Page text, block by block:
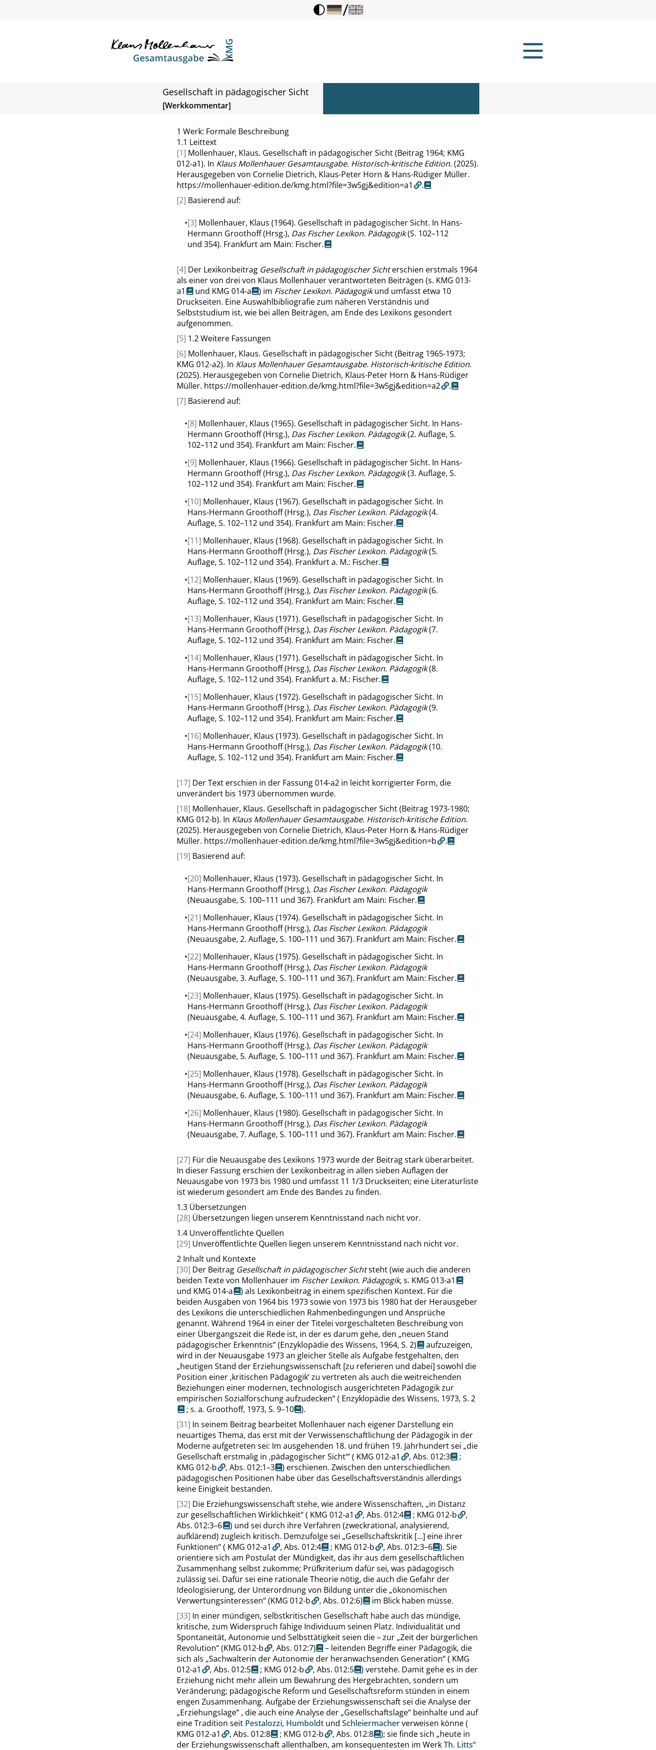
/
Gesellschaft in pädagogischer Sicht
[Werkkommentar]
1 Werk: Formale Beschreibung
1.1 Leittext
[1] Mollenhauer, Klaus. Gesellschaft in pädagogischer Sicht (Beitrag 1964; KMG
012-a1). In Klaus Mollenhauer Gesamtausgabe. Historisch-kritische Edition. (2025).
Herausgegeben von Cornelie Dietrich, Klaus-Peter Horn & Hans-Rüdiger Müller.
https://mollenhauer-edition.de/kmg.html?file=3w5gj&edition=a1
.
[2] Basierend auf:
•[3] Mollenhauer, Klaus (1964). Gesellschaft in pädagogischer Sicht. In Hans-
Hermann Groothoff (Hrsg.), Das Fischer Lexikon. Pädagogik(S. 102–112
und 354). Frankfurt am Main: Fischer.
[4] Der Lexikonbeitrag Gesellschaft in pädagogischer Sichterschien erstmals 1964
als einer von drei von Klaus Mollenhauer verantworteten Beiträgen (s. KMG 013-
a1
und KMG 014-a ) im Fischer Lexikon. Pädagogikund umfasst etwa 10
Druckseiten. Eine Auswahlbibliografie zum näheren Verständnis und
Selbststudium ist, wie bei allen Beiträgen, am Ende des Lexikons gesondert
aufgenommen.
[5] 1.2 Weitere Fassungen
[6] Mollenhauer, Klaus. Gesellschaft in pädagogischer Sicht (Beitrag 1965-1973;
KMG 012-a2). In Klaus Mollenhauer Gesamtausgabe. Historisch-kritische Edition.
(2025). Herausgegeben von Cornelie Dietrich, Klaus-Peter Horn & Hans-Rüdiger
Müller. https://mollenhauer-edition.de/kmg.html?file=3w5gj&edition=a2
.
[7] Basierend auf:
•[8] Mollenhauer, Klaus (1965). Gesellschaft in pädagogischer Sicht. In Hans-
Hermann Groothoff (Hrsg.), Das Fischer Lexikon. Pädagogik(2. Auflage, S.
102–112 und 354). Frankfurt am Main: Fischer.
•[9] Mollenhauer, Klaus (1966). Gesellschaft in pädagogischer Sicht. In Hans-
Hermann Groothoff (Hrsg.), Das Fischer Lexikon. Pädagogik(3. Auflage, S.
102–112 und 354). Frankfurt am Main: Fischer.
•[10] Mollenhauer, Klaus (1967). Gesellschaft in pädagogischer Sicht. In
Hans-Hermann Groothoff (Hrsg.), Das Fischer Lexikon. Pädagogik(4.
Auflage, S. 102–112 und 354). Frankfurt am Main: Fischer.
•[11] Mollenhauer, Klaus (1968). Gesellschaft in pädagogischer Sicht. In
Hans-Hermann Groothoff (Hrsg.), Das Fischer Lexikon. Pädagogik(5.
Auflage, S. 102–112 und 354). Frankfurt a. M.: Fischer.
•[12] Mollenhauer, Klaus (1969). Gesellschaft in pädagogischer Sicht. In
Hans-Hermann Groothoff (Hrsg.), Das Fischer Lexikon. Pädagogik(6.
Auflage, S. 102–112 und 354). Frankfurt am Main: Fischer.
•[13] Mollenhauer, Klaus (1971). Gesellschaft in pädagogischer Sicht. In
Hans-Hermann Groothoff (Hrsg.), Das Fischer Lexikon. Pädagogik(7.
Auflage, S. 102–112 und 354). Frankfurt am Main: Fischer.
•[14] Mollenhauer, Klaus (1971). Gesellschaft in pädagogischer Sicht. In
Hans-Hermann Groothoff (Hrsg.), Das Fischer Lexikon. Pädagogik(8.
Auflage, S. 102–112 und 354). Frankfurt a. M.: Fischer.
•[15] Mollenhauer, Klaus (1972). Gesellschaft in pädagogischer Sicht. In
Hans-Hermann Groothoff (Hrsg.), Das Fischer Lexikon. Pädagogik(9.
Auflage, S. 102–112 und 354). Frankfurt am Main: Fischer.
•[16] Mollenhauer, Klaus (1973). Gesellschaft in pädagogischer Sicht. In
Hans-Hermann Groothoff (Hrsg.), Das Fischer Lexikon. Pädagogik(10.
Auflage, S. 102–112 und 354). Frankfurt am Main: Fischer.
[17] Der Text erschien in der Fassung 014-a2 in leicht korrigierter Form, die
unverändert bis 1973 übernommen wurde.
[18] Mollenhauer, Klaus. Gesellschaft in pädagogischer Sicht (Beitrag 1973-1980;
KMG 012-b). In Klaus Mollenhauer Gesamtausgabe. Historisch-kritische Edition.
(2025). Herausgegeben von Cornelie Dietrich, Klaus-Peter Horn & Hans-Rüdiger
Müller. https://mollenhauer-edition.de/kmg.html?file=3w5gj&edition=b
.
[19] Basierend auf:
•[20] Mollenhauer, Klaus (1973). Gesellschaft in pädagogischer Sicht. In
Hans-Hermann Groothoff (Hrsg.), Das Fischer Lexikon. Pädagogik
(Neuausgabe, S. 100–111 und 367). Frankfurt am Main: Fischer.
•[21] Mollenhauer, Klaus (1974). Gesellschaft in pädagogischer Sicht. In
Hans-Hermann Groothoff (Hrsg.), Das Fischer Lexikon. Pädagogik
(Neuausgabe, 2. Auflage, S. 100–111 und 367). Frankfurt am Main: Fischer.
•[22] Mollenhauer, Klaus (1975). Gesellschaft in pädagogischer Sicht. In
Hans-Hermann Groothoff (Hrsg.), Das Fischer Lexikon. Pädagogik
(Neuausgabe, 3. Auflage, S. 100–111 und 367). Frankfurt am Main: Fischer.
•[23] Mollenhauer, Klaus (1975). Gesellschaft in pädagogischer Sicht. In
Hans-Hermann Groothoff (Hrsg.), Das Fischer Lexikon. Pädagogik
(Neuausgabe, 4. Auflage, S. 100–111 und 367). Frankfurt am Main: Fischer.
•[24] Mollenhauer, Klaus (1976). Gesellschaft in pädagogischer Sicht. In
Hans-Hermann Groothoff (Hrsg.), Das Fischer Lexikon. Pädagogik
(Neuausgabe, 5. Auflage, S. 100–111 und 367). Frankfurt am Main: Fischer.
•[25] Mollenhauer, Klaus (1978). Gesellschaft in pädagogischer Sicht. In
Hans-Hermann Groothoff (Hrsg.), Das Fischer Lexikon. Pädagogik
(Neuausgabe, 6. Auflage, S. 100–111 und 367). Frankfurt am Main: Fischer.
•[26] Mollenhauer, Klaus (1980). Gesellschaft in pädagogischer Sicht. In
Hans-Hermann Groothoff (Hrsg.), Das Fischer Lexikon. Pädagogik
(Neuausgabe, 7. Auflage, S. 100–111 und 367). Frankfurt am Main: Fischer.
[27] Für die Neuausgabe des Lexikons 1973 wurde der Beitrag stark überarbeitet.
In dieser Fassung erschien der Lexikonbeitrag in allen sieben Auflagen der
Neuausgabe von 1973 bis 1980 und umfasst 11 1/3 Druckseiten; eine Literaturliste
ist wiederum gesondert am Ende des Bandes zu finden.
1.3 Übersetzungen
[28] Übersetzungen liegen unserem Kenntnisstand nach nicht vor.
1.4 Unveröffentlichte Quellen
[29] Unveröffentlichte Quellen liegen unserem Kenntnisstand nach nicht vor.
2 Inhalt und Kontexte
[30] Der Beitrag Gesellschaft in pädagogischer Sichtsteht (wie auch die anderen
beiden Texte von Mollenhauer im Fischer Lexikon. Pädagogik, s. KMG 013-a1
und KMG 014-a
) als Lexikonbeitrag in einem spezifischen Kontext. Für die
beiden Ausgaben von 1964 bis 1973 sowie von 1973 bis 1980 hat der Herausgeber
des Lexikons die unterschiedlichen Rahmenbedingungen und Ansprüche
genannt. Während 1964 in einer der Titelei vorgeschalteten Beschreibung von
einer Übergangszeit die Rede ist, in der es darum gehe, den „neuen Stand
pädagogischer Erkenntnis“(Enzyklopädie des Wissens, 1964, S. 2)
aufzuzeigen,
wird in der Neuausgabe 1973 an gleicher Stelle als Aufgabe festgehalten, den
„heutigen Stand der Erziehungswissenschaft [zu referieren und dabei] sowohl die
Position einer ‚kritischen Pädagogik‘zu vertreten als auch die weitreichenden
Beziehungen einer modernen, technologisch ausgerichteten Pädagogik zur
empirischen Sozialforschung aufzudecken“( Enzyklopädie des Wissens, 1973, S. 2
; s. a. Groothoff, 1973, S. 9–10
).
[31] In seinem Beitrag bearbeitet Mollenhauer nach eigener Darstellung ein
neuartiges Thema, das erst mit der Verwissenschaftlichung der Pädagogik in der
Moderne aufgetreten sei: Im ausgehenden 18. und frühen 19. Jahrhundert sei „die
Gesellschaft erstmalig in ‚pädagogischer Sicht‘“( KMG 012-a1 , Abs. 012:3
;
KMG 012-b
, Abs. 012:1–3
) erschienen. Zwischen den unterschiedlichen
pädagogischen Positionen habe über das Gesellschaftsverständnis allerdings
keine Einigkeit bestanden.
[32] Die Erziehungswissenschaft stehe, wie andere Wissenschaften, „in Distanz
zur gesellschaftlichen Wirklichkeit“( KMG 012-a1 , Abs. 012:4 ; KMG 012-b
,
Abs. 012:3–6
) und sei durch ihre Verfahren (zweckrational, analysierend,
aufklärend) zugleich kritisch. Demzufolge sei „Gesellschaftskritik […] eine ihrer
Funktionen“( KMG 012-a1 , Abs. 012:4 ; KMG 012-b , Abs. 012:3–6
). Sie
orientiere sich am Postulat der Mündigkeit, das ihr aus dem gesellschaftlichen
Zusammenhang selbst zukomme; Prüfkriterium dafür sei, was pädagogisch
zulässig sei. Dafür sei eine rationale Theorie nötig, die auch die Gefahr der
Ideologisierung, der Unterordnung von Bildung unter die „ökonomischen
Verwertungsinteressen“(KMG 012-b , Abs. 012:6)
im Blick haben müsse.
[33] In einer mündigen, selbstkritischen Gesellschaft habe auch das mündige,
kritische, zum Widerspruch fähige Individuum seinen Platz. Individualität und
Spontaneität, Autonomie und Selbsttätigkeit seien die – zur „Zeit der bürgerlichen
Revolution“(KMG 012-b , Abs. 012:7)
– leitenden Begriffe einer Pädagogik, die
sich als „Sachwalterin der Autonomie der heranwachsenden Generation“( KMG
012-a1
, Abs. 012:5 ; KMG 012-b , Abs. 012:5
) verstehe. Damit gehe es in der
Erziehung nicht mehr allein um Bewahrung des Hergebrachten, sondern um
Veränderung; pädagogische Reform und Gesellschaftsreform stünden in einem
engen Zusammenhang. Aufgabe der Erziehungswissenschaft sei die Analyse der
„Erziehungslage“ , die auch eine Analyse der „Gesellschaftslage“ beinhalte und auf
eine Tradition seit Pestalozzi, Humboldt und Schleiermacherverweisen könne (
KMG 012-a1
, Abs. 012:8 ; KMG 012-b , Abs. 012:8 ); sie finde sich „heute in
der Erziehungswissenschaft allenthalben, am konsequentesten im WerkTh. Litts“